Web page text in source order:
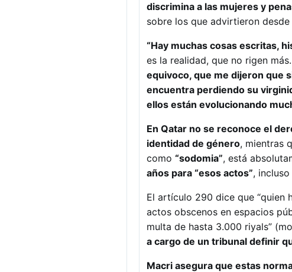
discrimina a las mujeres y
sobre los que advirtieron desde
“Hay muchas cosas escritas,
es la realidad, que no rigen
equivoco, que me dijeron que
encuentra perdiendo su
ellos están evolucionando
En Qatar no se reconoce el
identidad de género, mientras
como “sodomia”, está
años para “esos actos”,
El artículo 290 dice que “quien
actos obscenos en espacios
multa de hasta 3.000 riyals”
a cargo de un tribunal definir
Macri asegura que estas